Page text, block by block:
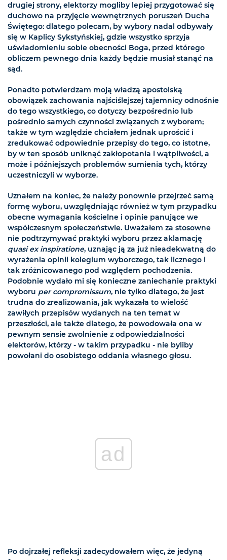
drugiej strony, elektorzy mogliby lepiej przygotować się
duchowo na przyjęcie wewnętrznych poruszeń Ducha
Świętego: dlatego polecam, by wybory nadal odbywały
się w Kaplicy Sykstyńskiej, gdzie wszystko sprzyja
uświadomieniu sobie obecności Boga, przed którego
obliczem pewnego dnia każdy będzie musiał stanąć na
sąd.
Ponadto potwierdzam moją władzą apostolską
obowiązek zachowania najściślejszej tajemnicy odnośnie
do tego wszystkiego, co dotyczy bezpośrednio lub
pośrednio samych czynności związanych z wyborem;
także w tym względzie chciałem jednak uprościć i
zredukować odpowiednie przepisy do tego, co istotne,
by w ten sposób uniknąć zakłopotania i wątpliwości, a
może i późniejszych problemów sumienia tych, którzy
uczestniczyli w wyborze.
Uznałem na koniec, że należy ponownie przejrzeć samą
formę wyboru, uwzględniając również w tym przypadku
obecne wymagania kościelne i opinie panujące we
współczesnym społeczeństwie. Uważałem za stosowne
nie podtrzymywać praktyki wyboru przez aklamację
quasi ex inspiratione, uznając ją za już nieadekwatną do
wyrażenia opinii kolegium wyborczego, tak licznego i
tak zróżnicowanego pod względem pochodzenia.
Podobnie wydało mi się konieczne zaniechanie praktyki
wyboru per compromissum, nie tylko dlatego, że jest
trudna do zrealizowania, jak wykazała to wielość
zawiłych przepisów wydanych na ten temat w
przeszłości, ale także dlatego, że powodowała ona w
pewnym sensie zwolnienie z odpowiedzialności
elektorów, którzy - w takim przypadku - nie byliby
powołani do osobistego oddania własnego głosu.
ad
Po dojrzałej refleksji zadecydowałem więc, że jedyną